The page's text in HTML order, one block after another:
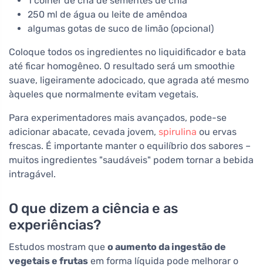
250 ml de água ou leite de amêndoa
algumas gotas de suco de limão (opcional)
Coloque todos os ingredientes no liquidificador e bata
até ficar homogêneo. O resultado será um smoothie
suave, ligeiramente adocicado, que agrada até mesmo
àqueles que normalmente evitam vegetais.
Para experimentadores mais avançados, pode-se
adicionar abacate, cevada jovem, spirulina ou ervas
frescas. É importante manter o equilíbrio dos sabores –
muitos ingredientes "saudáveis" podem tornar a bebida
intragável.
O que dizem a ciência e as
experiências?
Estudos mostram que o aumento da ingestão de
vegetais e frutas em forma líquida pode melhorar o